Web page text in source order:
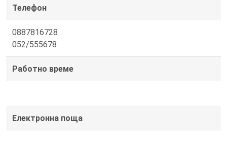
Телефон
0887816728
052/555678
Работно време
Електронна поща